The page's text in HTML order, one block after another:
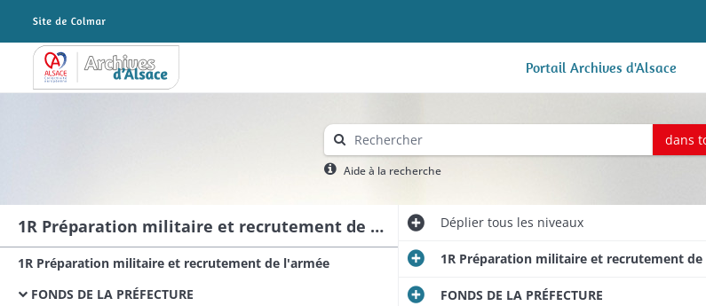
Archives Alsace - Colmar Portail Archives d'Alsace
dans
Aide à la recherche
1R Préparation militaire et recrutement de l'armée
1R Préparation militaire et recrutement de l'armée
FONDS DE LA PRÉFECTURE
Dépliertous les niveaux
1R Préparation militaire et recrutement
FONDS DE LA PRÉFECTURE